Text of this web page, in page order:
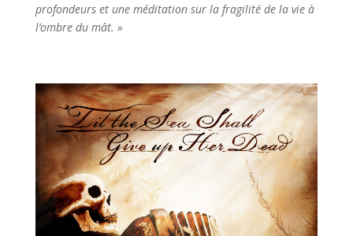
profondeurs et une méditation sur la fragilité de la vie à
l’ombre du mât. »